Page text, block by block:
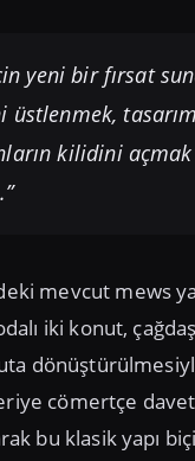
yeni bir fırsat
kilidini
mevcut mews
iki konut,
cömertçe
bu klasik yapı